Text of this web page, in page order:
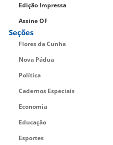
Edição Impressa
Assine OF
Seções
Flores da Cunha
Nova Pádua
Política
Cadernos Especiais
Economia
Educação
Esportes